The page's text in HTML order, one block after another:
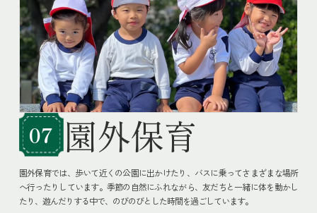
07 園外保育
園外保育では、歩いて近くの公園に出かけたり、バスに乗ってさまざまな場所
へ行ったりしています。季節の自然にふれながら、友だちと一緒に体を動かし
たり、遊んだりする中で、のびのびとした時間を過ごしています。